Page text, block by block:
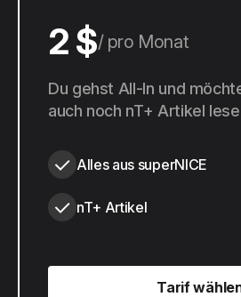
2 $ pro Monat
20 $ pro Jahr
Du gehst All-In und
auch noch nT+ Artikel
Alles aus superNICE
nT+ Artikel
Tarif